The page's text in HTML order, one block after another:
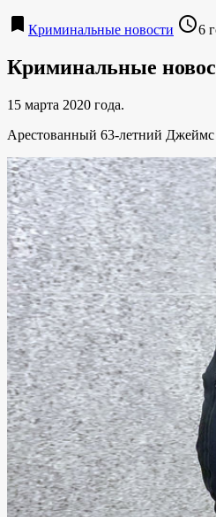
bookmark Криминальные новости access_time6
Криминальные
15 марта 2020 года.
Арестованный 63-летний Джеймс